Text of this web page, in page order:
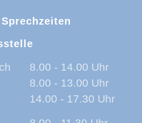
8.00 - 14.00 Uhr
8.00 - 13.00 Uhr
14.00 - 17.30 Uhr